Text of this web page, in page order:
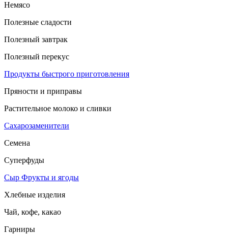
Немясо
Полезные сладости
Полезный завтрак
Полезный перекус
Продукты быстрого приготовления
Пряности и приправы
Растительное молоко и сливки
Сахарозаменители
Семена
Суперфуды
Сыр Фрукты и ягоды
Хлебные изделия
Чай, кофе, какао
Гарниры